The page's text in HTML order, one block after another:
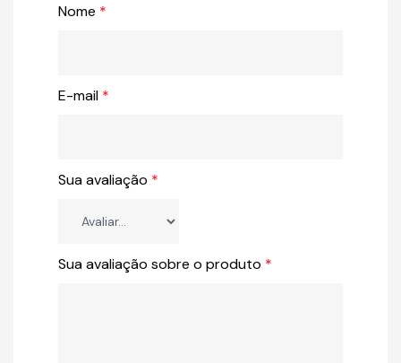
Sua avaliação *
Sua avaliação sobre o produto *
Nome *
E-mail *